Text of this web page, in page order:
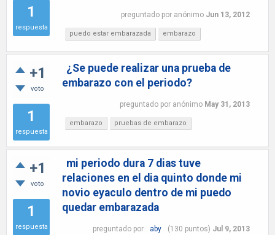
1
respuesta
preguntado por anónimo Jun 13, 2012
puedo estar embarazada embarazo
+1
voto
1
respuesta
¿Se puede realizar una prueba de
embarazo con el periodo?
preguntado por anónimo May 31, 2013
embarazo pruebas de embarazo
+1
voto
1
respuesta
mi periodo dura 7 dias tuve
relaciones en el dia quinto donde mi
novio eyaculo dentro de mi puedo
quedar embarazada
preguntado por aby (130 puntos) Jul 9, 2013